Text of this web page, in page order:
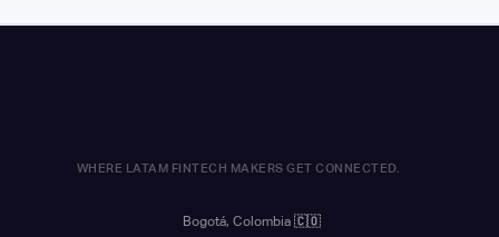
WHERE LATAM FINTECH MAKERS GET CONNECTED.
Bogotá, Colombia 🇨🇴